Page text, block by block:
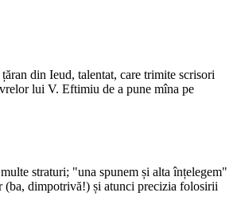
din Ieud, talentat, care trimite scrisori
lui V. Eftimiu de a pune mîna pe
straturi; "una spunem și alta înțelegem"
(ba, dimpotrivă!) și atunci precizia folosirii